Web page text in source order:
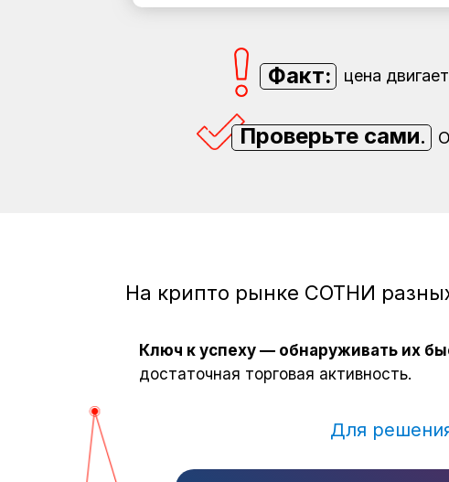
цена
Проверьте сами.
Факт:
Для
На крипто рынке СОТНИ
Ключ к успеху — обнаруживать их
достаточная торговая активность.